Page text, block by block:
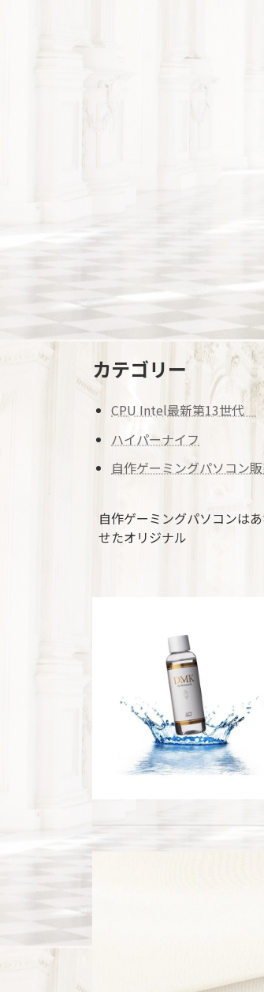
カテゴリー
CPU Intel最新第13世代
ハイパーナイフ
自作ゲーミングパソコン
自作ゲーミングパソコンは
せたオリジナル